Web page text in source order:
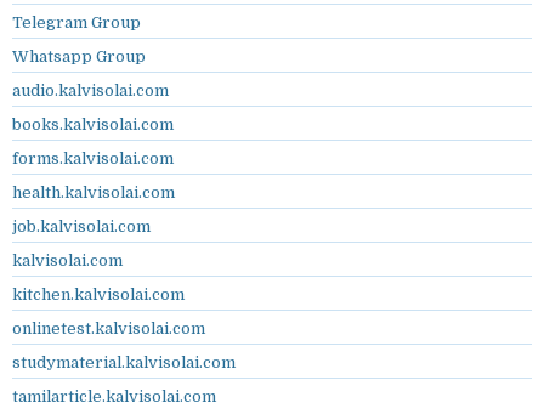
Telegram Group
Whatsapp Group
audio.kalvisolai.com
books.kalvisolai.com
forms.kalvisolai.com
health.kalvisolai.com
job.kalvisolai.com
kalvisolai.com
kitchen.kalvisolai.com
onlinetest.kalvisolai.com
studymaterial.kalvisolai.com
tamilarticle.kalvisolai.com